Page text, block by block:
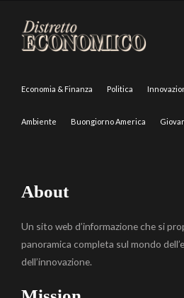
Economia & Finanza Politica
Ambiente Buongiorno America
About
Un sito web d’informazione che si
panoramica completa sul mondo
dell’innovazione.